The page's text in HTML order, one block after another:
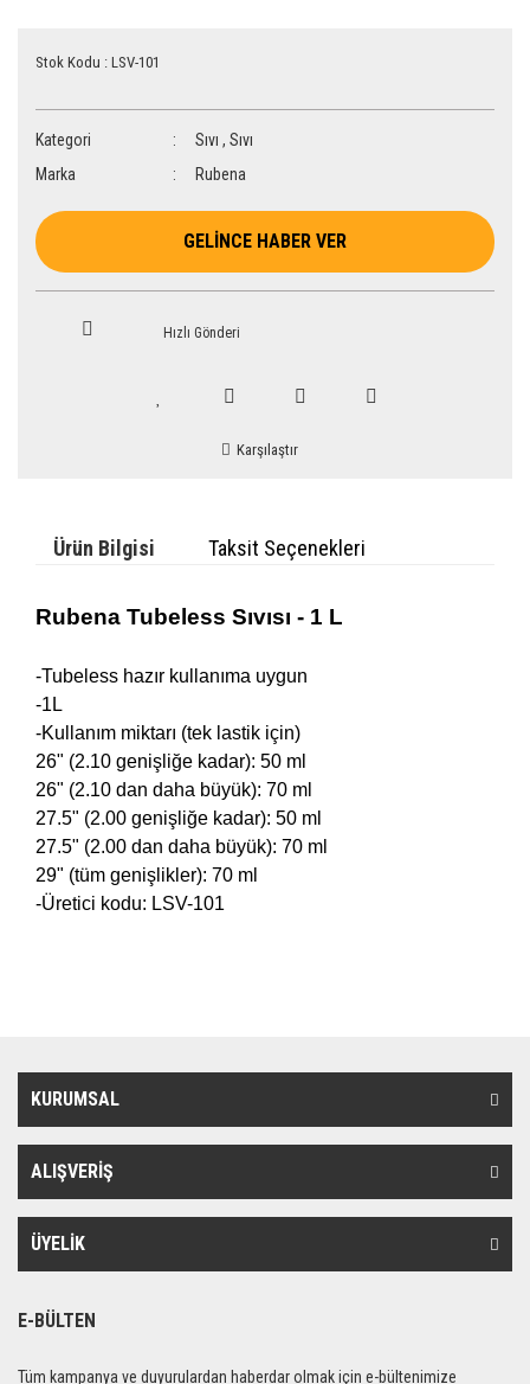
Stok Kodu : LSV-101
Kategori Sıvı ,Sıvı
Marka
Rubena
GELİNCE HABER VER
Hızlı Gönderi
Karşılaştır
Ürün Bilgisi Taksit Seçenekleri
Rubena Tubeless Sıvısı - 1 L
-Tubeless hazır kullanıma uygun
-1L
-Kullanım miktarı (tek lastik için)
26" (2.10 genişliğe kadar): 50 ml
26" (2.10 dan daha büyük): 70 ml
27.5" (2.00 genişliğe kadar): 50 ml
27.5" (2.00 dan daha büyük): 70 ml
29" (tüm genişlikler): 70 ml
-Üretici kodu: LSV-101
KURUMSAL
ALIŞVERİŞ
ÜYELİK
E-BÜLTEN
Tüm kampanya ve duyurulardan haberdar olmak için e-bültenimize